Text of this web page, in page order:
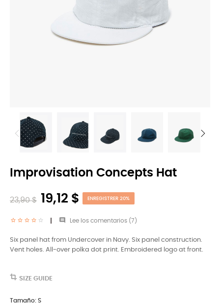
Improvisation Concepts Hat
23,90 $ 19,12 $ ENREGISTRER 20%
 Lee los comentarios (7 )
Six panel hat from Undercover in Navy. Six panel construction.
Vent holes. All-over polka dot print. Embroidered logo at front.
SIZE GUIDE
Tamaño: S